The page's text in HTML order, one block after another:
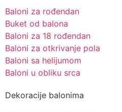
Baloni za rođendan
Buket od balona
Baloni za 18 rođendan
Baloni za otkrivanje pola
Baloni sa helijumom
Baloni u obliku srca
Dekoracije balonima